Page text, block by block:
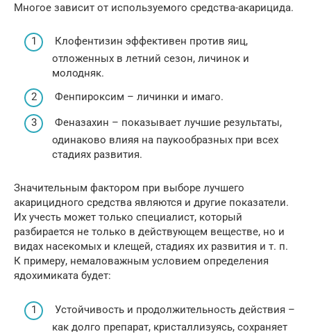
Многое зависит от используемого средства-акарицида.
Клофентизин эффективен против яиц,
отложенных в летний сезон, личинок и
молодняк.
Фенпироксим – личинки и имаго.
Феназахин – показывает лучшие результаты,
одинаково влияя на паукообразных при всех
стадиях развития.
Значительным фактором при выборе лучшего
акарицидного средства являются и другие показатели.
Их учесть может только специалист, который
разбирается не только в действующем веществе, но и
видах насекомых и клещей, стадиях их развития и т. п.
К примеру, немаловажным условием определения
ядохимиката будет:
Устойчивость и продолжительность действия –
как долго препарат, кристаллизуясь, сохраняет